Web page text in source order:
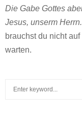
Die Gabe Gottes
Jesus, unserm Herrn.
brauchst du nicht
warten.